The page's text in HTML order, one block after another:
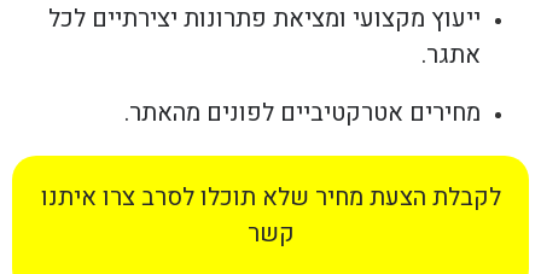
ייעוץ מקצועי ומציאת פתרונות יצירתיים לכל
אתגר.
מחירים אטרקטיביים לפונים מהאתר.
לקבלת הצעת מחיר שלא תוכלו לסרב צרו איתנו
קשר